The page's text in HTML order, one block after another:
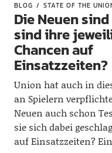
BLOG STATE OF THE
Die Neuen
sind ihre
Chancen auf
Einsatzzeiten?
Union hat auch in
an Spielern
Neuen auch schon
sie sich dabei
auf Einsatzzeiten?